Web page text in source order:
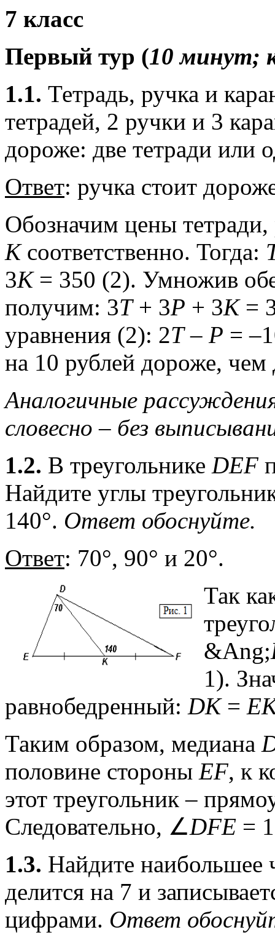
7 класс
Первый тур (10 минут;
1.1. Тетрадь, ручка и
тетрадей, 2 ручки и 3
дороже: две тетради или
Ответ: ручка стоит
Обозначим цены
Ксоответственно. Тогда:
3К= 350 (2). Умножив
получим: 3Т+ 3Р + 3К=
уравнения (2): 2Т– Р =
на 10 рублей дороже, чем
Аналогичные
словесно – без
1.2. В треугольнике DEF
Найдите углы
140°. Ответ обоснуйте.
Ответ: 70°, 90° и 20°.
Так
&Ang;
1).
равнобедренный: DK=
Таким образом, медиана
половине стороны EF, к
этот треугольник –
Следовательно, ∠DFE =
1.3. Найдите наибольшее
делится на 7 и
цифрами. Ответ